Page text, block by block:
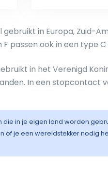
in Europa, Zuid-
passen ook in een type
in het Verenigd
In een stopcontact
in je eigen land worden
je een wereldstekker nodig